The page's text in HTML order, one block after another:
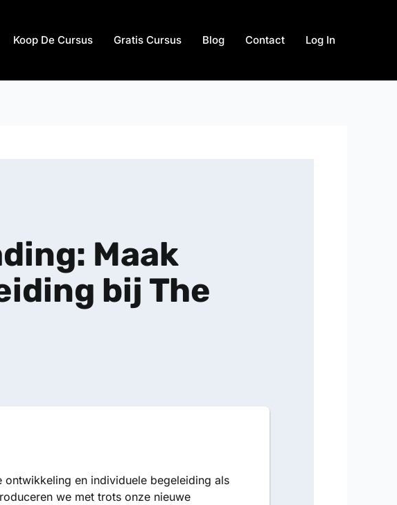
Koop De Cursus Gratis Cursus Blog Contact Log In
Maak
bij The
en individuele begeleiding als
we met trots onze nieuwe